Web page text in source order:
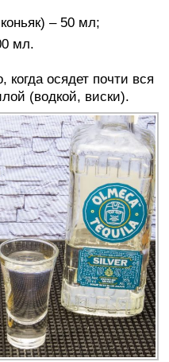
– 50 мл;
мл.
когда осядет почти вся
(водкой, виски).